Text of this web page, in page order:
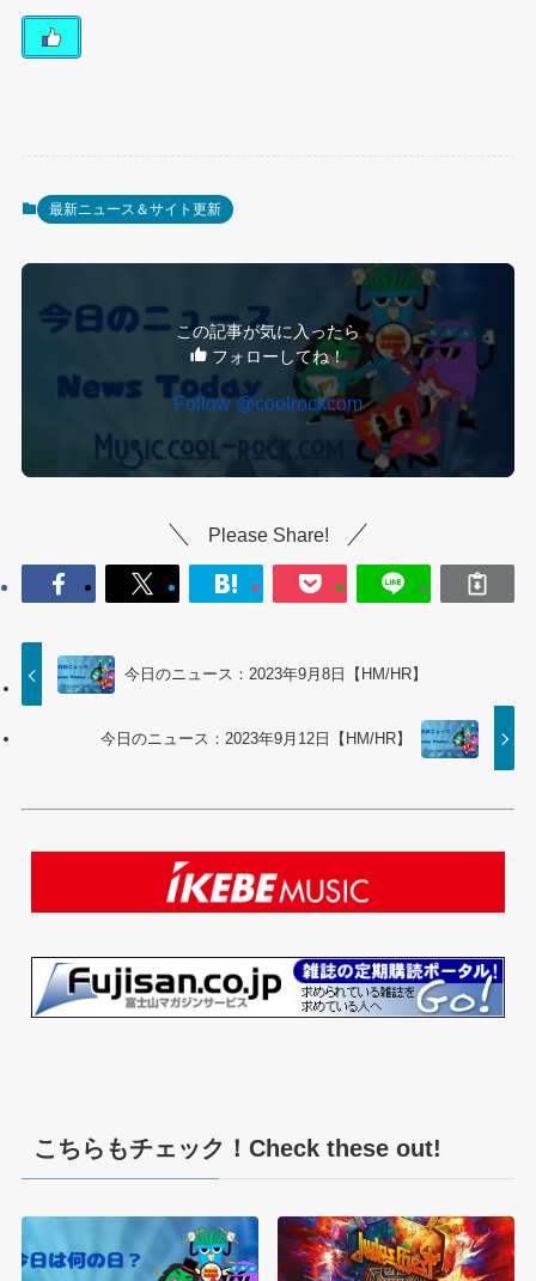
最新ニュース＆サイト更新
この記事が気に入ったら
フォローしてね！
Follow @coolrockcom
Please Share!
今日のニュース：2023年9月8日【HM/HR】
今日のニュース：2023年9月12日【HM/HR】
こちらもチェック！Check these out!